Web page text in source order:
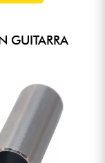
GUITARRA